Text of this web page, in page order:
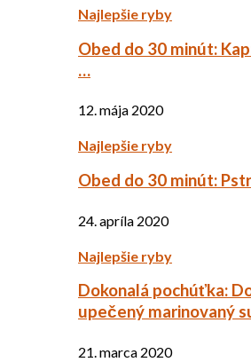
Najlepšie ryby
Obed do 30 minút:
…
12. mája 2020
Najlepšie ryby
Obed do 30 minút:
24. apríla 2020
Najlepšie ryby
Dokonalá pochúťka:
upečený marinovaný
21. marca 2020